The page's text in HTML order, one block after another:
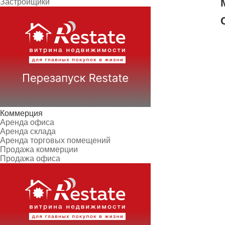
Застройщики
Коммерция
Аренда офиса
Аренда склада
Аренда торговых помещений
Продажа коммерции
Продажа офиса